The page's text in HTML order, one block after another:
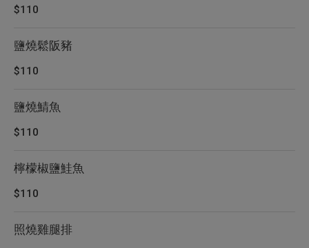
$110
鹽燒鬆阪豬
$110
鹽燒鯖魚
$110
檸檬椒鹽鮭魚
$110
照燒雞腿排